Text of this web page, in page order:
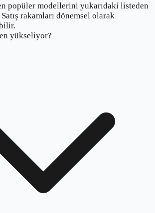
popüler modellerini yukarıdaki listeden
rakamları dönemsel olarak
yükseliyor?